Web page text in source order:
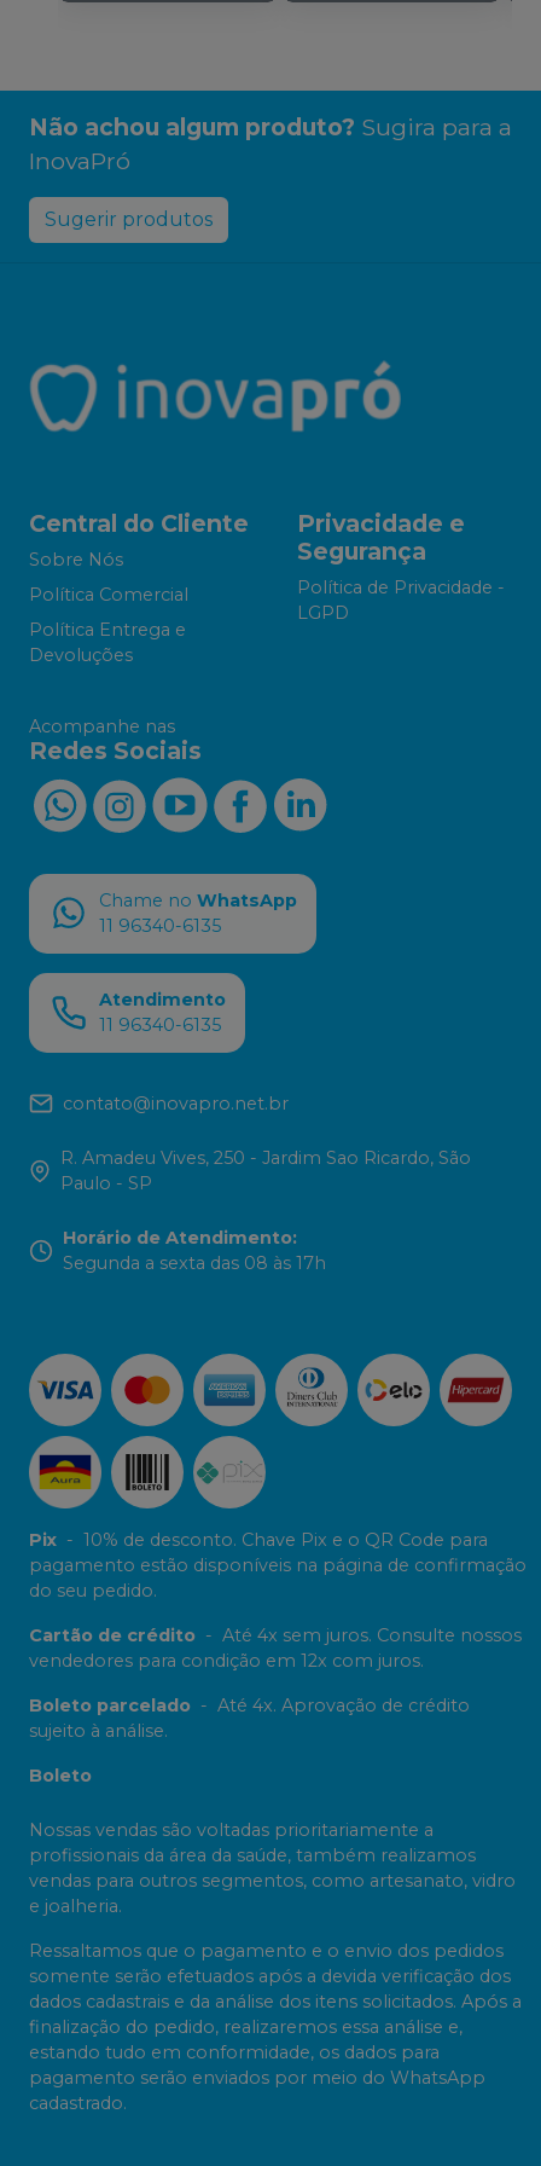
Não achou algum produto? Sugira para a
InovaPró
Sugerir produtos
Central do Cliente
Sobre Nós
Política Comercial
Política Entrega e
Devoluções
Privacidade e
Segurança
Política de Privacidade -
LGPD
Acompanhe nas
Redes Sociais
Chame no WhatsApp
11 96340-6135
Atendimento
11 96340-6135
contato@inovapro.net.br
R. Amadeu Vives, 250 - Jardim Sao Ricardo, São
Paulo - SP
Horário de Atendimento:
Segunda a sexta das 08 às 17h
Pix - 10% de desconto. Chave Pix e o QR Code para
pagamento estão disponíveis na página de confirmação
do seu pedido.
Cartão de crédito - Até 4x sem juros. Consulte nossos
vendedores para condição em 12x com juros.
Boleto parcelado - Até 4x. Aprovação de crédito
sujeito à análise.
Boleto
Nossas vendas são voltadas prioritariamente a
profissionais da área da saúde, também realizamos
vendas para outros segmentos, como artesanato, vidro
e joalheria.
Ressaltamos que o pagamento e o envio dos pedidos
somente serão efetuados após a devida verificação dos
dados cadastrais e da análise dos itens solicitados. Após a
finalização do pedido, realizaremos essa análise e,
estando tudo em conformidade, os dados para
pagamento serão enviados por meio do WhatsApp
cadastrado.